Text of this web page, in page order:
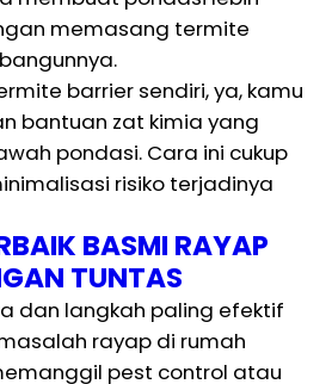
memasang termite
barrier sendiri, ya, kamu
bantuan zat kimia yang
pondasi. Cara ini cukup
risiko terjadinya
BASMI RAYAP
TUNTAS
dan langkah paling efektif
rayap di rumah
pest control atau